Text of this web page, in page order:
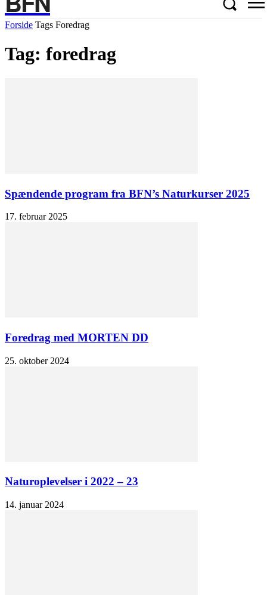
Forside Tags Foredrag
Tag: foredrag
Spændende program fra BFN’s Naturkurser 2025
17. februar 2025
Foredrag med MORTEN DD
25. oktober 2024
Naturoplevelser i 2022 – 23
14. januar 2024